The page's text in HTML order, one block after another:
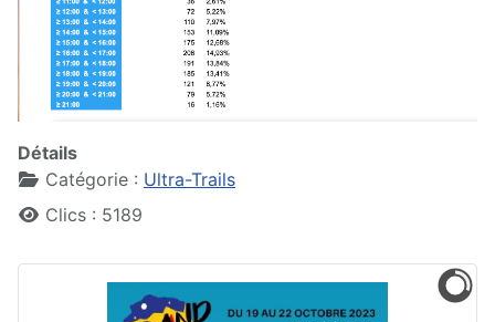
Détails
Catégorie : Ultra-Trails
Clics : 5189